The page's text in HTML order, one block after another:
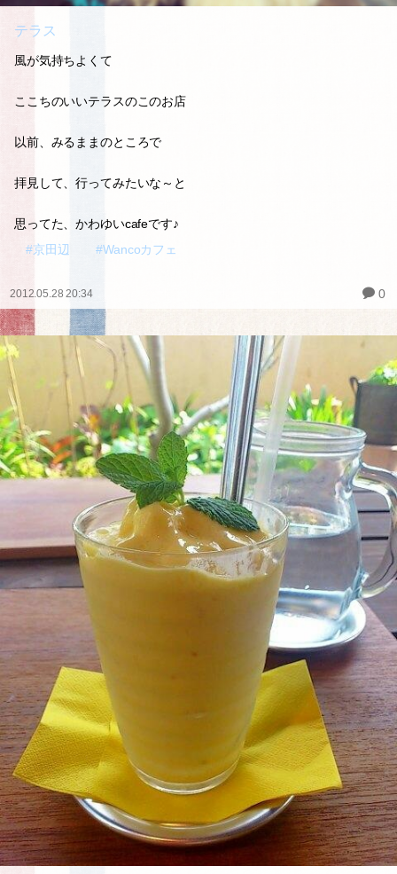
テラス
風が気持ちよくて
ここちのいいテラスのこのお店
以前、みるままのところで
拝見して、行ってみたいな～と
思ってた、かわゆいcafeです♪
#京田辺
#Wancoカフェ
2012.05.28 20:34 0